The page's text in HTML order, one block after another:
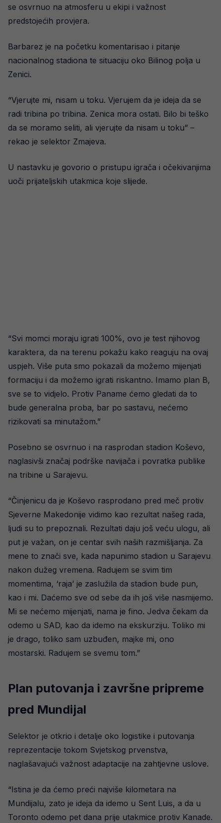
se osvrnuo na atmosferu u ekipi i važnost
predstojećih provjera.
Barbarez je na početku komentarisao i pitanje
nacionalnog stadiona te situaciju oko Bilinog polja u
Zenici.
“Vjerujte mi, nisam u toku. Vjerujem da je ideja da se
radi tribina po tribina. Zenica mora ostati. Bilo bi teško
da se moramo seliti, ali vjerujte da nisam u toku” –
rekao je selektor Zmajeva.
U nastavku je govorio o pristupu igrača i očekivanjima
uoči prijateljskih utakmica koje slijede.
“Svi momci moraju igrati 100%, ovo je test njihovog
karaktera, da na terenu pokažu kako reaguju na ovaj
uspjeh. Više puta smo pokazali da možemo mijenjati
formaciju i da možemo igrati riskantno. Imamo plan B,
sve se to vidjelo. Protiv Paname ćemo gledati da to
bude generalna proba, bar po sastavu, nećemo
rizikovati sa minutažom.”
Posebno se osvrnuo i na rasprodan stadion Koševo,
naglasivši značaj podrške navijača i povratka publike
na tribine u Sarajevu.
“Činjenicu da je Koševo rasprodano pred meč protiv
Sjeverne Makedonije vidimo kao rezultat našeg rada,
ljudi su to prepoznali. Rezultati daju još veću ulogu, ali
put je važan, on je centar svih naših razmišljanja. Za
mene to znači sve, kada napunimo stadion u Sarajevu
nakon dužeg vremena. Radujem se svim tim
momentima, ‘raja’ je zaslužila da stadion bude pun,
kao i mi. Daćemo sve od sebe da ih još više nasmijemo.
Mi se nećemo mijenjati, nama je fino. Jedva čekam da
odemo u SAD, kao da idemo na ekskurziju. Toliko mi
je drago, toliko sam uzbuđen, majke mi, ono
mostarski. Radujem se svemu tom.”
Plan putovanja i završne pripreme
pred Mundijal
Selektor je otkrio i detalje oko logistike i putovanja
reprezentacije tokom Svjetskog prvenstva,
naglašavajući važnost adaptacije na zahtjevne uslove.
“Istina je da ćemo preći najviše kilometara na
Mundijalu, zato je ideja da idemo u Sent Luis, a da u
Toronto odemo pet dana prije utakmice protiv Kanade.